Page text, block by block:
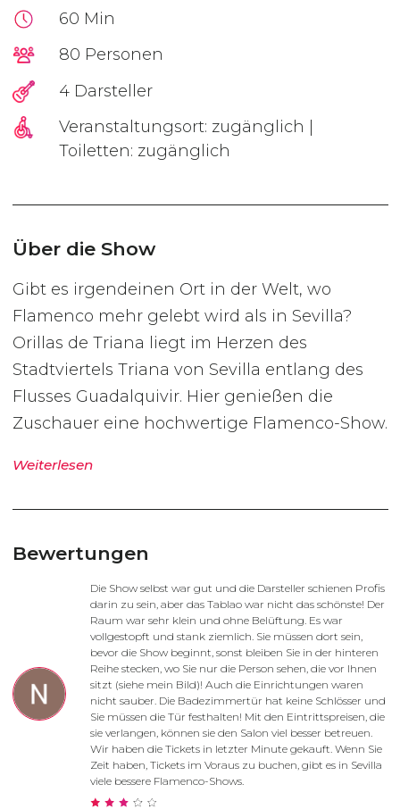
60 Min
80 Personen
4 Darsteller
Veranstaltungsort: zugänglich |
Toiletten: zugänglich
Über die Show
Gibt es irgendeinen Ort in der Welt, wo
Flamenco mehr gelebt wird als in Sevilla?
Orillas de Triana liegt im Herzen des
Stadtviertels Triana von Sevilla entlang des
Flusses Guadalquivir. Hier genießen die
Zuschauer eine hochwertige Flamenco-Show.
Weiterlesen
Bewertungen
Die Show selbst war gut und die Darsteller schienen Profis
darin zu sein, aber das Tablao war nicht das schönste! Der
Raum war sehr klein und ohne Belüftung. Es war
vollgestopft und stank ziemlich. Sie müssen dort sein,
bevor die Show beginnt, sonst bleiben Sie in der hinteren
Reihe stecken, wo Sie nur die Person sehen, die vor Ihnen
sitzt (siehe mein Bild)! Auch die Einrichtungen waren
nicht sauber. Die Badezimmertür hat keine Schlösser und
Sie müssen die Tür festhalten! Mit den Eintrittspreisen, die
sie verlangen, können sie den Salon viel besser betreuen.
Wir haben die Tickets in letzter Minute gekauft. Wenn Sie
Zeit haben, Tickets im Voraus zu buchen, gibt es in Sevilla
viele bessere Flamenco-Shows.